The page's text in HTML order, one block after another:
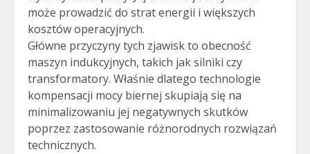
może prowadzić do strat energii i większych
kosztów operacyjnych.
Główne przyczyny tych zjawisk to obecność
maszyn indukcyjnych, takich jak silniki czy
transformatory. Właśnie dlatego technologie
kompensacji mocy biernej skupiają się na
minimalizowaniu jej negatywnych skutków
poprzez zastosowanie różnorodnych rozwiązań
technicznych.